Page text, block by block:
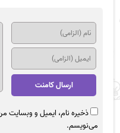
ذخیره نام، ایمیل و وبسایت
می‌نویسم.